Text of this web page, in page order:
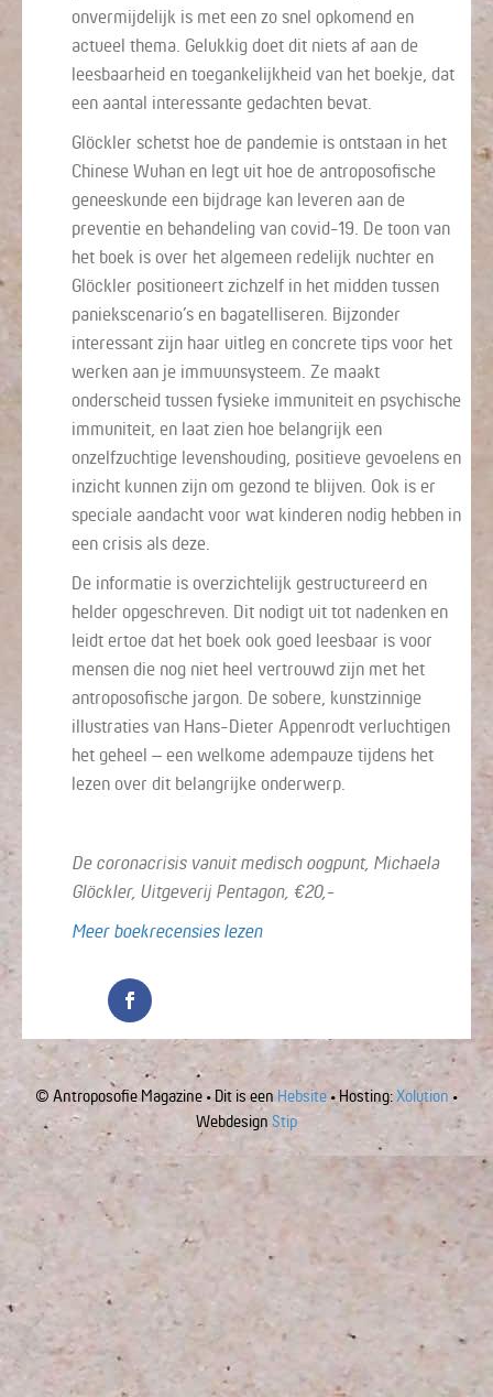
onvermijdelijk is met een zo snel opkomend en
actueel thema. Gelukkig doet dit niets af aan de
leesbaarheid en toegankelijkheid van het boekje, dat
een aantal interessante gedachten bevat.
Glöckler schetst hoe de pandemie is ontstaan in het
Chinese Wuhan en legt uit hoe de antroposofische
geneeskunde een bijdrage kan leveren aan de
preventie en behandeling van covid-19. De toon van
het boek is over het algemeen redelijk nuchter en
Glöckler positioneert zichzelf in het midden tussen
paniekscenario’s en bagatelliseren. Bijzonder
interessant zijn haar uitleg en concrete tips voor het
werken aan je immuunsysteem. Ze maakt
onderscheid tussen fysieke immuniteit en psychische
immuniteit, en laat zien hoe belangrijk een
onzelfzuchtige levenshouding, positieve gevoelens en
inzicht kunnen zijn om gezond te blijven. Ook is er
speciale aandacht voor wat kinderen nodig hebben in
een crisis als deze.
De informatie is overzichtelijk gestructureerd en
helder opgeschreven. Dit nodigt uit tot nadenken en
leidt ertoe dat het boek ook goed leesbaar is voor
mensen die nog niet heel vertrouwd zijn met het
antroposofische jargon. De sobere, kunstzinnige
illustraties van Hans-Dieter Appenrodt verluchtigen
het geheel – een welkome adempauze tijdens het
lezen over dit belangrijke onderwerp.
De coronacrisis vanuit medisch oogpunt, Michaela
Glöckler, Uitgeverij Pentagon, €20,-
Meer boekrecensies lezen
© Antroposofie Magazine • Dit is een Hebsite • Hosting: Xolution •
Webdesign Stip